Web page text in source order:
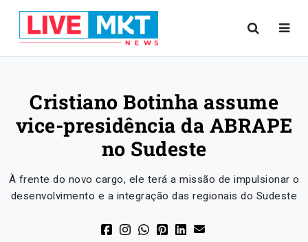
Cristiano Botinha assume
vice-presidência da ABRAPE
no Sudeste
À frente do novo cargo, ele terá a missão de impulsionar o
desenvolvimento e a integração das regionais do Sudeste